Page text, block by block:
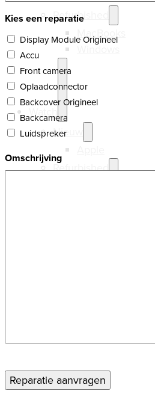
Refurbished
MacBooks
Windows
Watch
Nieuw
Refurbished
Kies een reparatie
Display Module Origineel
Accu
Front camera
Oplaadconnector
Backcover Origineel
Backcamera
Luidspreker
Omschrijving
Reparatie aanvragen